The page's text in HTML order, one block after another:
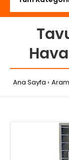
Ana Sayfa